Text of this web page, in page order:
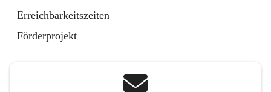
Erreichbarkeitszeiten
Förderprojekt